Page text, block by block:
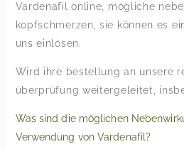
Vardenafil online, mögliche
kopfschmerzen, sie können es
uns einlösen.
Wird ihre bestellung an unsere
überprüfung weitergeleitet,
Was sind die möglichen
Verwendung von Vardenafil?